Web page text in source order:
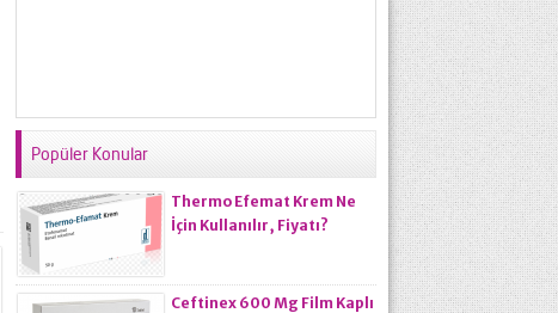
Popüler Konular
Thermo Efemat Krem Ne
İçin Kullanılır, Fiyatı?
Ceftinex 600 Mg Film Kaplı